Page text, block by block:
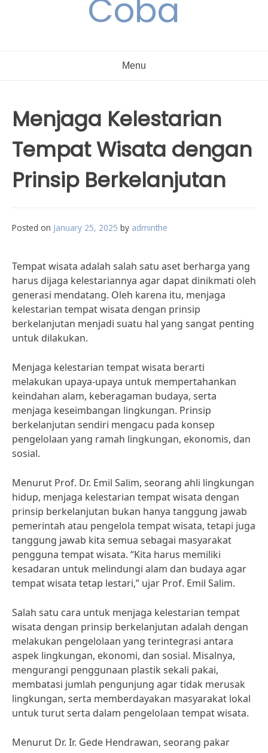
Coba
Menu
Menjaga Kelestarian
Tempat Wisata dengan
Prinsip Berkelanjutan
Posted on January 25, 2025 by adminthe
Tempat wisata adalah salah satu aset berharga yang
harus dijaga kelestariannya agar dapat dinikmati oleh
generasi mendatang. Oleh karena itu, menjaga
kelestarian tempat wisata dengan prinsip
berkelanjutan menjadi suatu hal yang sangat penting
untuk dilakukan.
Menjaga kelestarian tempat wisata berarti
melakukan upaya-upaya untuk mempertahankan
keindahan alam, keberagaman budaya, serta
menjaga keseimbangan lingkungan. Prinsip
berkelanjutan sendiri mengacu pada konsep
pengelolaan yang ramah lingkungan, ekonomis, dan
sosial.
Menurut Prof. Dr. Emil Salim, seorang ahli lingkungan
hidup, menjaga kelestarian tempat wisata dengan
prinsip berkelanjutan bukan hanya tanggung jawab
pemerintah atau pengelola tempat wisata, tetapi juga
tanggung jawab kita semua sebagai masyarakat
pengguna tempat wisata. “Kita harus memiliki
kesadaran untuk melindungi alam dan budaya agar
tempat wisata tetap lestari,” ujar Prof. Emil Salim.
Salah satu cara untuk menjaga kelestarian tempat
wisata dengan prinsip berkelanjutan adalah dengan
melakukan pengelolaan yang terintegrasi antara
aspek lingkungan, ekonomi, dan sosial. Misalnya,
mengurangi penggunaan plastik sekali pakai,
membatasi jumlah pengunjung agar tidak merusak
lingkungan, serta memberdayakan masyarakat lokal
untuk turut serta dalam pengelolaan tempat wisata.
Menurut Dr. Ir. Gede Hendrawan, seorang pakar